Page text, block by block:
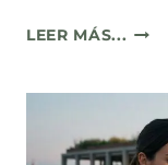
LEER MÁS...
DE
LAS